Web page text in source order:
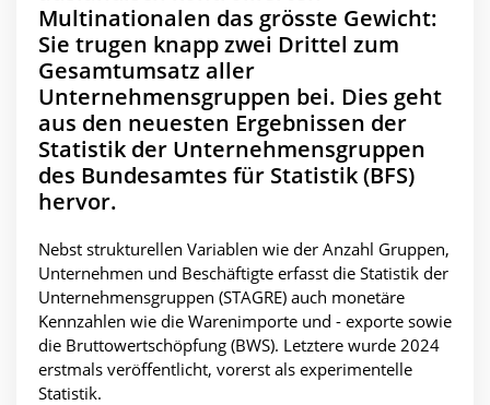
Multinationalen das grösste Gewicht:
Sie trugen knapp zwei Drittel zum
Gesamtumsatz aller
Unternehmensgruppen bei. Dies geht
aus den neuesten Ergebnissen der
Statistik der Unternehmensgruppen
des Bundesamtes für Statistik (BFS)
hervor.
Nebst strukturellen Variablen wie der Anzahl Gruppen,
Unternehmen und Beschäftigte erfasst die Statistik der
Unternehmensgruppen (STAGRE) auch monetäre
Kennzahlen wie die Warenimporte und - exporte sowie
die Bruttowertschöpfung (BWS). Letztere wurde 2024
erstmals veröffentlicht, vorerst als experimentelle
Statistik.